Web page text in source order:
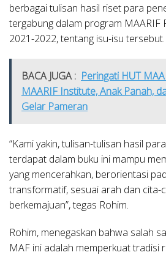
berbagai tulisan hasil riset para
tergabung dalam program MAARIF
2021-2022, tentang isu-isu tersebut.
BACA JUGA : Peringati HUT
MAARIF Institute, Anak Panah,
Gelar Pameran
“Kami yakin, tulisan-tulisan hasil
terdapat dalam buku ini mampu
yang mencerahkan, berorientasi
transformatif, sesuai arah dan cita-
berkemajuan”, tegas Rohim.
Rohim, menegaskan bahwa salah
MAF ini adalah memperkuat tradisi